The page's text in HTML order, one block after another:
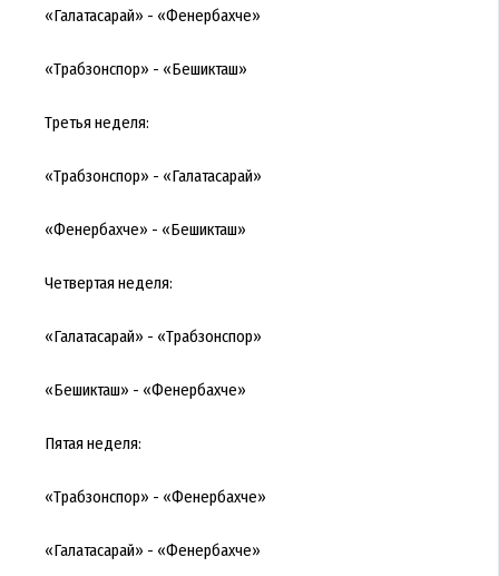
«Галатасарай» - «Фенербахче»
«Трабзонспор» - «Бешикташ»
Третья неделя:
«Трабзонспор» - «Галатасарай»
«Фенербахче» - «Бешикташ»
Четвертая неделя:
«Галатасарай» - «Трабзонспор»
«Бешикташ» - «Фенербахче»
Пятая неделя:
«Трабзонспор» - «Фенербахче»
«Галатасарай» - «Фенербахче»